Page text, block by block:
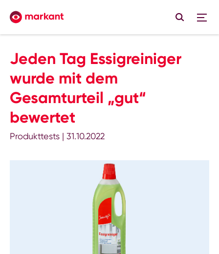
Jeden Tag Essigreiniger
wurde mit dem
Gesamturteil „gut“
bewertet
Produkttests | 31.10.2022